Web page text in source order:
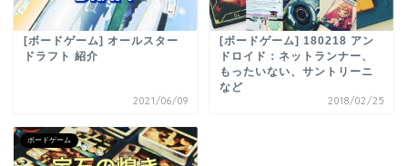
[ボードゲーム] オールスター
ドラフト 紹介
2021/06/09
[ボードゲーム] 180218 アン
ドロイド：ネットランナー、
もったいない、サントリーニ
など
2018/02/25
ボードゲーム